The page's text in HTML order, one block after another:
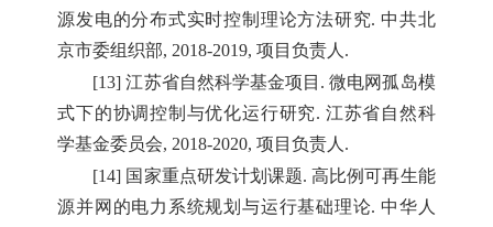
源发电的分布式实时控制理论方法研究. 中共北
京市委组织部, 2018-2019, 项目负责人.
[13] 江苏省自然科学基金项目. 微电网孤岛模
式下的协调控制与优化运行研究. 江苏省自然科
学基金委员会, 2018-2020, 项目负责人.
[14] 国家重点研发计划课题. 高比例可再生能
源并网的电力系统规划与运行基础理论. 中华人